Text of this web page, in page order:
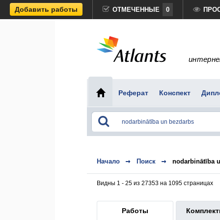
Добавить работы ОТМЕЧЕННЫЕ 0
Реферат Конспект
Начало Поиск nodarbinātība
Видны 1 - 25 из 27353 на 1095 страницах
Работы